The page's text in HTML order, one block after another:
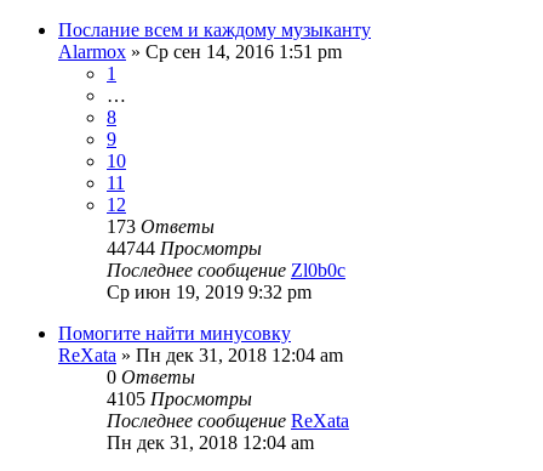
Послание всем и каждому музыканту
Alarmox » Ср сен 14, 2016 1:51 pm
1
…
8
9
10
11
12
173 Ответы
44744 Просмотры
Последнее сообщение Zl0b0c
Ср июн 19, 2019 9:32 pm
Помогите найти минусовку
ReXata » Пн дек 31, 2018 12:04 am
0 Ответы
4105 Просмотры
Последнее сообщение ReXata
Пн дек 31, 2018 12:04 am